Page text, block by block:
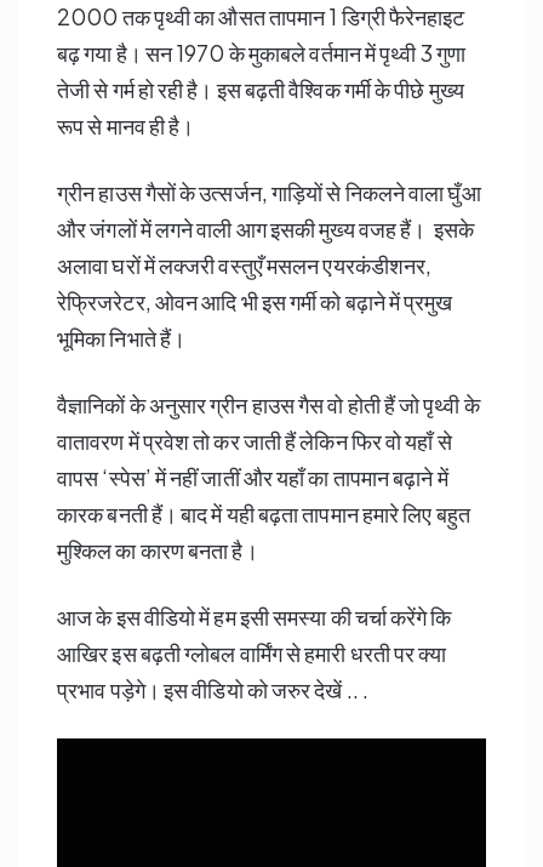
2000 तक पृथ्वी का औसत तापमान 1 डिग्री फैरेनहाइट
बढ़ गया है। सन 1970 के मुकाबले वर्तमान में पृथ्वी 3 गुणा
तेजी से गर्म हो रही है। इस बढ़ती वैश्विक गर्मी के पीछे मुख्य
रूप से मानव ही है।
ग्रीन हाउस गैसों के उत्सर्जन, गाड़ियों से निकलने वाला घुँआ
और जंगलों में लगने वाली आग इसकी मुख्य वजह हैं। इसके
अलावा घरों में लक्जरी वस्तुएँ मसलन एयरकंडीशनर,
रेफ्रिजरेटर, ओवन आदि भी इस गर्मी को बढ़ाने में प्रमुख
भूमिका निभाते हैं।
वैज्ञानिकों के अनुसार ग्रीन हाउस गैस वो होती हैं जो पृथ्वी के
वातावरण में प्रवेश तो कर जाती हैं लेकिन फिर वो यहाँ से
वापस ‘स्पेस’ में नहीं जातीं और यहाँ का तापमान बढ़ाने में
कारक बनती हैं। बाद में यही बढ़ता तापमान हमारे लिए बहुत
मुश्किल का कारण बनता है।
आज के इस वीडियो में हम इसी समस्या की चर्चा करेंगे कि
आखिर इस बढ़ती ग्लोबल वार्मिंग से हमारी धरती पर क्या
प्रभाव पड़ेगे। इस वीडियो को जरुर देखें .. .